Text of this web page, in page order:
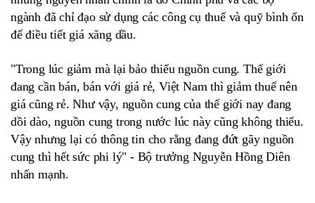
ngành đã chỉ đạo sử dụng các công cụ thuế và quỹ bình ổn
để điều tiết giá xăng dầu.
"Trong lúc giảm mà lại bảo thiếu nguồn cung. Thế giới
đang cần bán, bán với giá rẻ, Việt Nam thì giảm thuế nên
giá cũng rẻ. Như vậy, nguồn cung của thế giới nay đang
dồi dào, nguồn cung trong nước lúc này cũng không thiếu.
Vậy nhưng lại có thông tin cho rằng đang đứt gãy nguồn
cung thì hết sức phi lý" - Bộ trưởng Nguyễn Hồng Diên
nhấn mạnh.